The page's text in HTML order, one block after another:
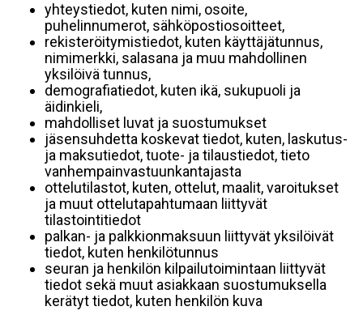
yhteystiedot, kuten nimi, osoite,
puhelinnumerot, sähköpostiosoitteet,
rekisteröitymistiedot, kuten käyttäjätunnus,
nimimerkki, salasana ja muu mahdollinen
yksilöivä tunnus,
demografiatiedot, kuten ikä, sukupuoli ja
äidinkieli,
mahdolliset luvat ja suostumukset
jäsensuhdetta koskevat tiedot, kuten, laskutus-
ja maksutiedot, tuote- ja tilaustiedot, tieto
vanhempainvastuunkantajasta
ottelutilastot, kuten, ottelut, maalit, varoitukset
ja muut ottelutapahtumaan liittyvät
tilastointitiedot
palkan- ja palkkionmaksuun liittyvät yksilöivät
tiedot, kuten henkilötunnus
seuran ja henkilön kilpailutoimintaan liittyvät
tiedot sekä muut asiakkaan suostumuksella
kerätyt tiedot, kuten henkilön kuva